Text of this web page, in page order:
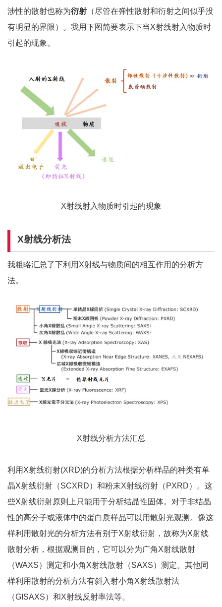
涉性的散射也称为衍射 （尽管在弹性散射和衍射之间似乎没
有明显的界限）。我用下图简要表示下当X射线射入物质时
引起的现象。
X射线射入物质时引起的现象
X射线分析法
我粗略汇总了下利用X射线与物质间的相互作用的分析方
法。
X射线分析方法汇总
利用X射线衍射(XRD)的分析方法根据分析样品的种类有单
晶X射线衍射（SCXRD）和粉末X射线衍射（PXRD）。这
些X射线衍射原则上只能用于分析结晶性固体。对于非结晶
性的高分子或液体中的蛋白质样品可以用散射光观测。像这
样利用散射光的分析方法有别于X射线衍射，故称为X射线
散射分析，根据观测目的，它可以分为广角X射线散射
（WAXS）测定和小角X射线散射（SAXS）测定。其他同
样利用散射的分析方法有斜入射小角X射线散射法
（GISAXS）和X射线反射率法等。